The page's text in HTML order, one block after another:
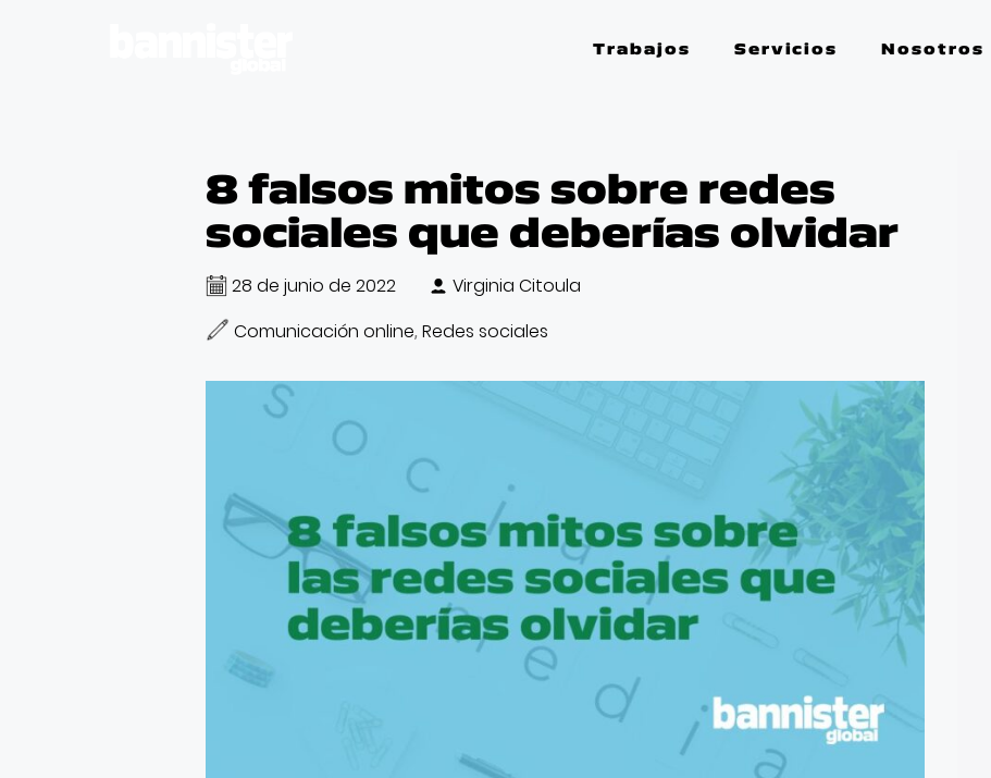
Trabajos Servicios Nosotros
8 falsos mitos sobre redes
sociales que deberías olvidar
28 de junio de 2022
Virginia Citoula
Comunicación online,Redes sociales